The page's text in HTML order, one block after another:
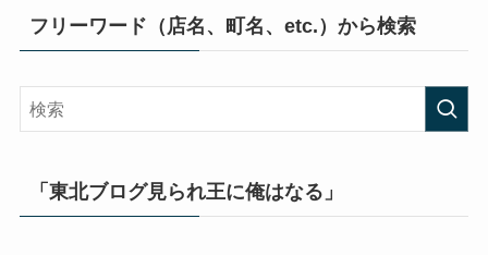
フリーワード（店名、町名、etc.）から検索
「東北ブログ見られ王に俺はなる」